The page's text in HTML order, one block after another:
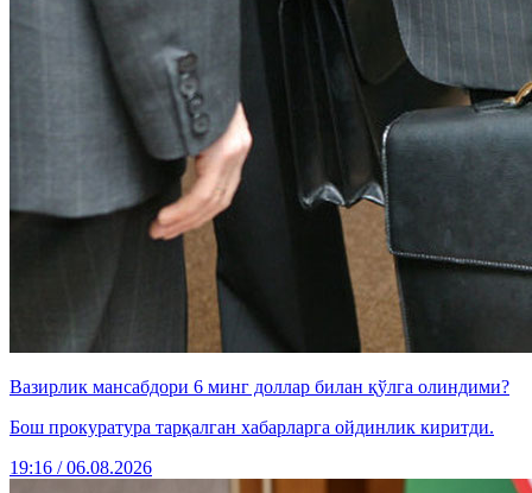
Вазирлик мансабдори 6 минг доллар билан қўлга олиндими?
Бош прокуратура тарқалган хабарларга ойдинлик киритди.
19:16 / 06.08.2026